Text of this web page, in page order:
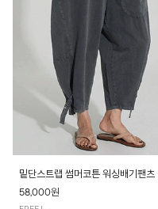
밑단스트랩 썸머코튼 워싱배기팬츠
58,000원